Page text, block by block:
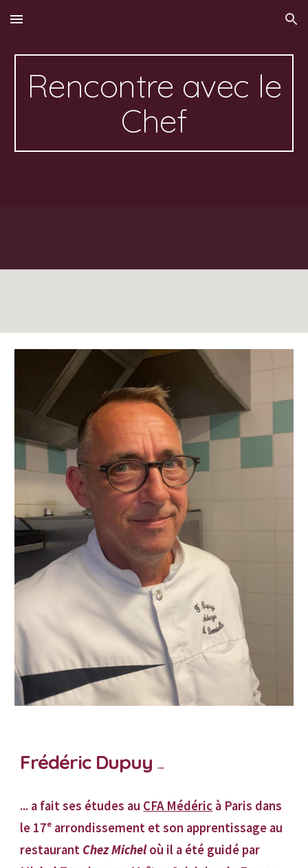
Skip to main content Skip to navigation
Rencontre avec le
Chef
Frédéric Dupuy ...
... a fait ses études au CFA Médéric à Paris dans
le 17ᵉ arrondissement et son apprentissage au
restaurant Chez Micheloù il a été guidé par